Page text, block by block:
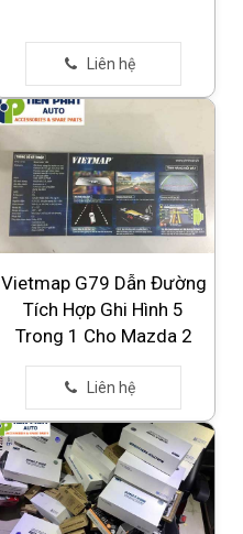
Vietmap G79 Dẫn Đường
Tích Hợp Ghi Hình 5
Trong 1 Cho Mazda 2